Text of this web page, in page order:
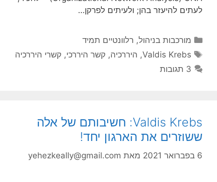
לעתים להיעזר בהן; ולעיתים לפרקן…
קטגוריות
מורכבות בניהול, רלוונטיים תמיד
תגיות
Valdis Krebs
, היררכיה, קשר היררכי, קשרי היררכיה
3 תגובות
Valdis Krebs: חשיבותם של אלה
ששוזרים את הארגון יחד!
6 בפברואר 2021 מאת yehezkeally@gmail.com